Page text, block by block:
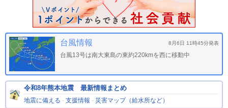
台風情報 8月6日 11時45分発表
台風13号は南大東島の東約220kmを西に移動中
令和8年熊本地震 最新情報まとめ
地震に備える - 支援情報 - 災害マップ（給水所など）